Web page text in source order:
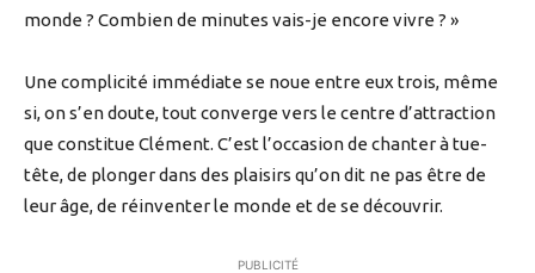
monde ? Combien de minutes vais-je encore vivre ? »
Une complicité immédiate se noue entre eux trois, même
si, on s’en doute, tout converge vers le centre d’attraction
que constitue Clément. C’est l’occasion de chanter à tue-
tête, de plonger dans des plaisirs qu’on dit ne pas être de
leur âge, de réinventer le monde et de se découvrir.
PUBLICITÉ